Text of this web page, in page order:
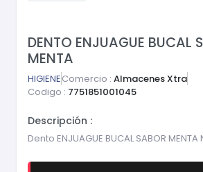
DENTO ENJUAGUE BUCAL
MENTA
HIGIENEComercio : Almacenes Xtra
Codigo : 7751851001045
Descripción :
Dento ENJUAGUE BUCAL SABOR MENTA